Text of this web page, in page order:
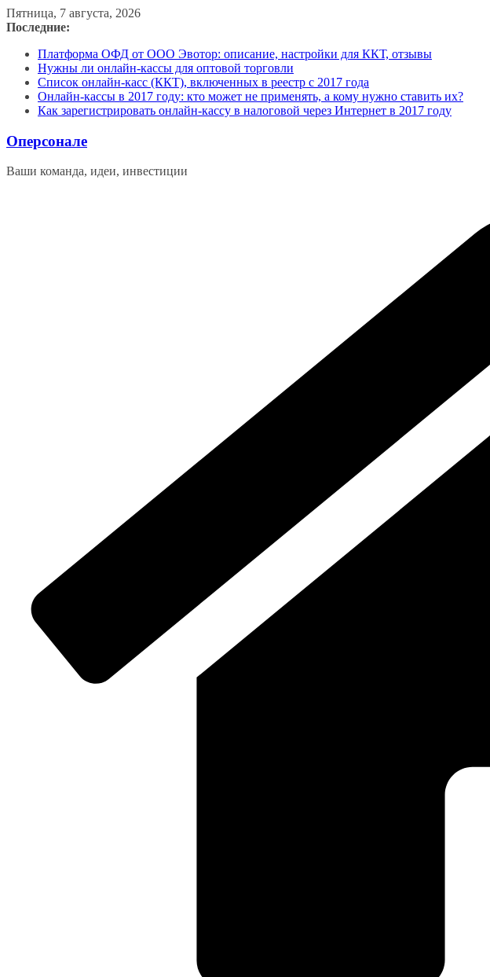
Перейти
к
Пятница, 7 августа, 2026
Последние:
Платформа ОФД от ООО Эвотор: описание, настройки для ККТ, отзывы
Нужны ли онлайн-кассы для оптовой торговли
Список онлайн-касс (ККТ), включенных в реестр с 2017 года
Онлайн-кассы в 2017 году: кто может не применять, а кому нужно ставить их?
Как зарегистрировать онлайн-кассу в налоговой через Интернет в 2017 году
Оперсонале
Ваши команда, идеи, инвестиции